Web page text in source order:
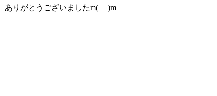
ありがとうございましたm(_ _)m